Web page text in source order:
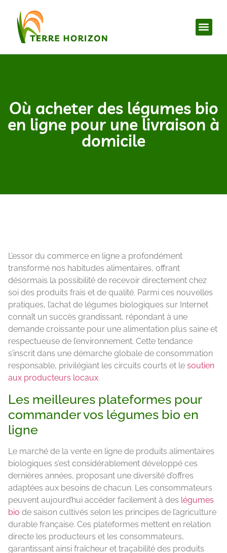
Où acheter des légumes bio
en ligne pour une livraison à
domicile
L’essor du commerce en ligne a profondément
transformé nos habitudes alimentaires, offrant
désormais la possibilité de recevoir directement chez
soi des produits frais et de qualité. Parmi ces nouvelles
pratiques, l’achat de légumes biologiques sur Internet
connaît un succès grandissant, répondant à une
demande croissante pour une alimentation plus saine et
respectueuse de l’environnement. Cette tendance
s’inscrit dans une démarche globale de consommation
responsable, privilégiant les circuits courts et le soutien
aux producteurs locaux.
Les meilleures plateformes pour
commander vos légumes bio en
ligne
Le marché de la vente en ligne de produits alimentaires
biologiques s’est considérablement développé ces
dernières années, proposant une diversité d’offres
adaptées aux besoins de chacun. Les consommateurs
peuvent aujourd’hui accéder facilement à des légumes
bio de saison cultivés selon les principes de l’agriculture
durable française. Ces plateformes mettent en relation
directe les producteurs et les consommateurs,
garantissant ainsi fraîcheur et traçabilité des produits